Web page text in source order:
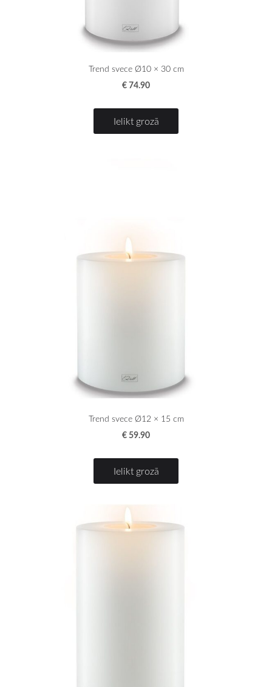
Trend svece Ø10 × 30 cm
€ 74.90
Ielikt grozā
Trend svece Ø12 × 15 cm
€ 59.90
Ielikt grozā